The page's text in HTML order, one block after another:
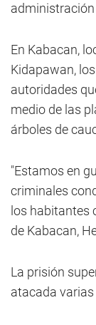
En Kabacan,
Kidapawan,
autoridades
medio de las
árboles de
"Estamos en
criminales
los habitantes
de Kabacan,
La prisión
atacada varias